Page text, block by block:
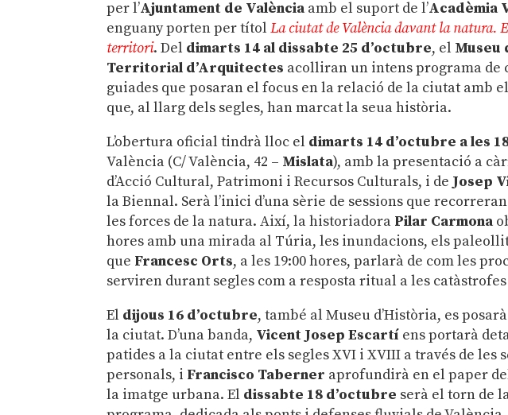
per l’Ajuntament de València amb el suport de l’Acadèmia
enguany porten per títol La ciutat de València davant la natura.
territori. Del dimarts 14 al dissabte 25 d’octubre, el Museu
Territorial d’Arquitectes acolliran un intens programa de
guiades que posaran el focus en la relació de la ciutat amb
que, al llarg dels segles, han marcat la seua història.
L’obertura oficial tindrà lloc el dimarts 14 d’octubre a les
València (C/ València, 42 – Mislata), amb la presentació a
d’Acció Cultural, Patrimoni i Recursos Culturals, i de Josep
la Biennal. Serà l’inici d’una sèrie de sessions que
les forces de la natura. Així, la historiadora Pilar Carmona
hores amb una mirada al Túria, les inundacions, els
que Francesc Orts, a les 19:00 hores, parlarà de com les
serviren durant segles com a resposta ritual a les
El dijous 16 d’octubre, també al Museu d’Història, es
la ciutat. D’una banda, Vicent Josep Escartí ens portarà
patides a la ciutat entre els segles XVI i XVIII a través de les
personals, i Francisco Taberner aprofundirà en el paper
la imatge urbana. El dissabte 18 d’octubre serà el torn de